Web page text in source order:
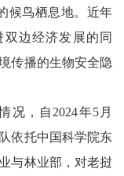
候鸟栖息地。近年
边经济发展的同
传播的生物安全隐
况，自2024年5月
依托中国科学院东
与林业部，对老挝